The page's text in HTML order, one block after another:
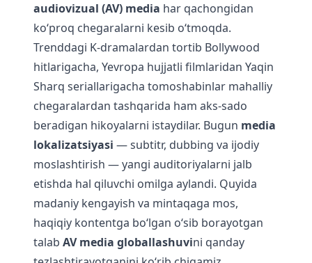
audiovizual (AV) media har qachongidan
ko‘proq chegaralarni kesib o‘tmoqda.
Trenddagi K-dramalardan tortib Bollywood
hitlarigacha, Yevropa hujjatli filmlaridan Yaqin
Sharq seriallarigacha tomoshabinlar mahalliy
chegaralardan tashqarida ham aks-sado
beradigan hikoyalarni istaydilar. Bugun media
lokalizatsiyasi — subtitr, dubbing va ijodiy
moslashtirish — yangi auditoriyalarni jalb
etishda hal qiluvchi omilga aylandi. Quyida
madaniy kengayish va mintaqaga mos,
haqiqiy kontentga bo‘lgan o‘sib borayotgan
talab AV media globallashuvini qanday